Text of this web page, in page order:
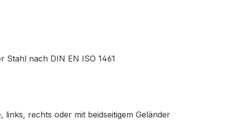
Stahl nach DIN EN ISO 1461
links, rechts oder mit beidseitigem Geländer